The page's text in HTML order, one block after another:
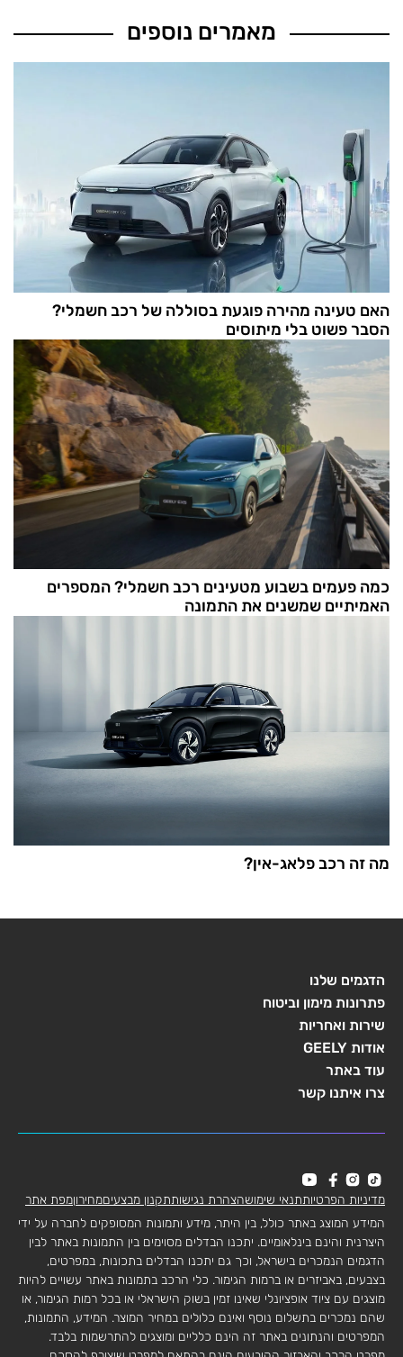
מאמרים נוספים
האם טעינה מהירה פוגעת בסוללה של רכב חשמלי?
הסבר פשוט בלי מיתוסים
כמה פעמים בשבוע מטעינים רכב חשמלי? המספרים
האמיתיים שמשנים את התמונה
מה זה רכב פלאג-אין?
הדגמים שלנו
פתרונות מימון וביטוח
שירות ואחריות
אודות GEELY
עוד באתר
צרו איתנו קשר
מדיניות הפרטיותתנאי שימושהצהרת נגישותתקנון מבצעיםמחירוןמפת אתר
המידע המוצג באתר כולל, בין היתר, מידע ותמונות המסופקים לחברה על ידי
היצרנית והינם בינלאומיים. יתכנו הבדלים מסוימים בין התמונות באתר לבין
הדגמים הנמכרים בישראל, וכך גם יתכנו הבדלים בתכונות, במפרטים,
בצבעים, באביזרים או ברמות הגימור. כלי הרכב בתמונות באתר עשויים להיות
מוצגים עם ציוד אופציונלי שאינו זמין בשוק הישראלי או בכל רמות הגימור, או
שהם נמכרים בתשלום נוסף ואינם כלולים במחיר המוצר. המידע, התמונות,
המפרטים והנתונים באתר זה הינם כלליים ומוצגים להתרשמות בלבד.